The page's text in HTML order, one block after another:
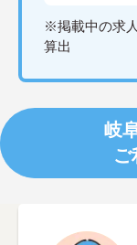
※掲載中の求
算出
岐
ご